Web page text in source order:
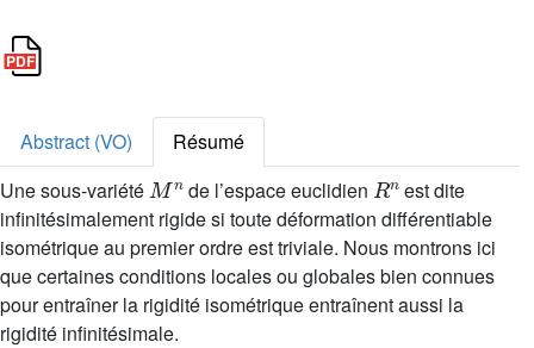
Abstract (VO)
Résumé
Une sous-variété
M
de l’espace euclidien
Rn
est dite
infinitésimalement rigide si toute déformation différentiable
isométrique au premier ordre est triviale. Nous montrons ici
que certaines conditions locales ou globales bien connues
pour entraîner la rigidité isométrique entraînent aussi la
rigidité infinitésimale.